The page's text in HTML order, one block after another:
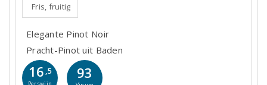
Fris, fruitig
Elegante Pinot Noir
Pracht-Pinot uit Baden
16 ,5 93